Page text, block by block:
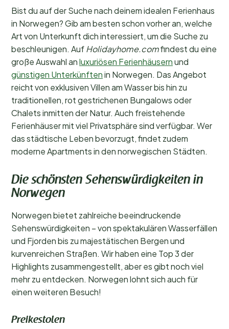
Bist du auf der Suche nach deinem idealen Ferienhaus
in Norwegen? Gib am besten schon vorher an, welche
Art von Unterkunft dich interessiert, um die Suche zu
beschleunigen. AufHolidayhome.comfindest du eine
große Auswahl anluxuriösen Ferienhäusernund
günstigen Unterkünftenin Norwegen. Das Angebot
reicht von exklusiven Villen am Wasser bis hin zu
traditionellen, rot gestrichenen Bungalows oder
Chalets inmitten der Natur. Auch freistehende
Ferienhäuser mit viel Privatsphäre sind verfügbar. Wer
das städtische Leben bevorzugt, findet zudem
moderne Apartments in den norwegischen Städten.
Die schönsten Sehenswürdigkeiten in
Norwegen
Norwegen bietet zahlreiche beeindruckende
Sehenswürdigkeiten – von spektakulären Wasserfällen
und Fjorden bis zu majestätischen Bergen und
kurvenreichen Straßen. Wir haben eine Top 3 der
Highlights zusammengestellt, aber es gibt noch viel
mehr zu entdecken. Norwegen lohnt sich auch für
einen weiteren Besuch!
Preikestolen